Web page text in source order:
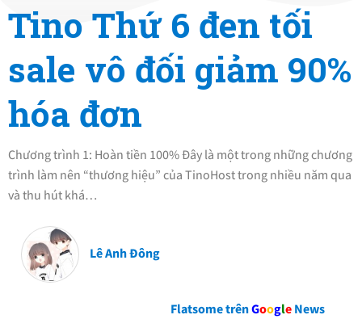
Tino Thứ 6 đen tối
sale vô đối giảm 90%
hóa đơn
Chương trình 1: Hoàn tiền 100% Đây là một trong những chương
trình làm nên “thương hiệu” của TinoHost trong nhiều năm qua
và thu hút khá…
Lê Anh Đông
Flatsome trênGoogle News